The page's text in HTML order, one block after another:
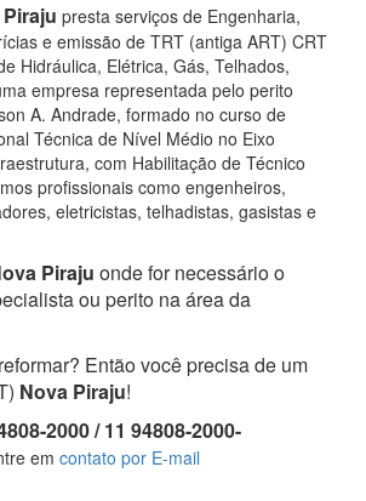
presta serviços de Engenharia,
e emissão de TRT (antiga ART) CRT
Hidráulica, Elétrica, Gás, Telhados,
empresa representada pelo perito
A. Andrade, formado no curso de
Técnica de Nível Médio no Eixo
com Habilitação de Técnico
profissionais como engenheiros,
eletricistas, telhadistas, gasistas e
Piraju onde for necessário o
ou perito na área da
Então você precisa de um
Nova Piraju!
2000 / 11 94808-2000-
em contato por E-mail